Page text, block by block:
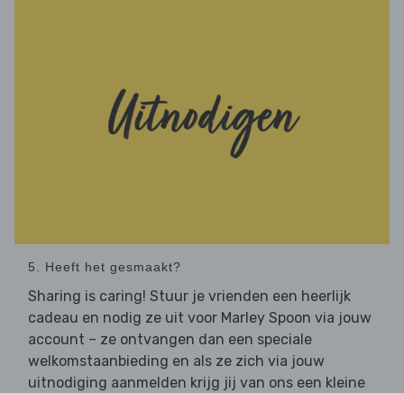
5. Heeft het gesmaakt?
Sharing is caring! Stuur je vrienden een heerlijk
cadeau en nodig ze uit voor Marley Spoon via jouw
account – ze ontvangen dan een speciale
welkomstaanbieding en als ze zich via jouw
uitnodiging aanmelden krijg jij van ons een kleine